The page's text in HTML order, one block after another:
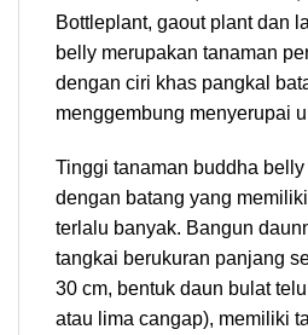
Bottleplant, gaout plant dan
belly merupakan tanaman
dengan ciri khas pangkal
menggembung menyerupai
Tinggi tanaman buddha
dengan batang yang
terlalu banyak. Bangun
tangkai berukuran panjang
30 cm, bentuk daun bulat
atau lima cangap), memiliki